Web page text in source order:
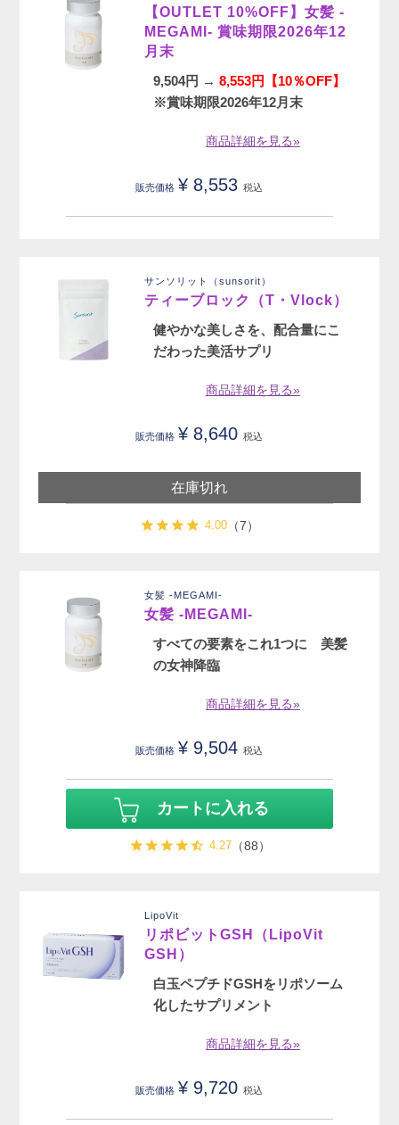
【OUTLET 10%OFF】女髪 -
MEGAMI- 賞味期限2026年12
月末
9,504円 →8,553円【10％OFF】
※賞味期限2026年12月末
商品詳細を見る»
販売価格 ¥ 8,553 税込
サンソリット（sunsorit）
ティーブロック（T・Vlock）
健やかな美しさを、配合量にこ
だわった美活サプリ
商品詳細を見る»
販売価格 ¥ 8,640 税込
在庫切れ
4.00 （7）
女髪 -MEGAMI-
女髪 -MEGAMI-
すべての要素をこれ1つに 美髪
の女神降臨
商品詳細を見る»
販売価格 ¥ 9,504 税込
カートに入れる
4.27（88）
LipoVit
リポビットGSH（LipoVit
GSH）
白玉ペプチドGSHをリポソーム
化したサプリメント
商品詳細を見る»
販売価格 ¥ 9,720 税込